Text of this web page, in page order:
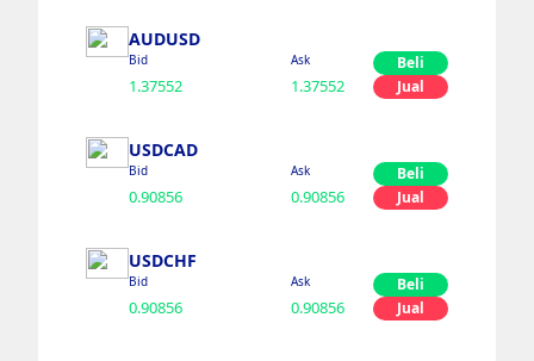
AUDUSD
Bid
1.37552
Ask
1.37552
Beli
Jual
USDCAD
Bid
0.90856
Ask
0.90856
Beli
Jual
USDCHF
Bid
0.90856
Ask
0.90856
Beli
Jual